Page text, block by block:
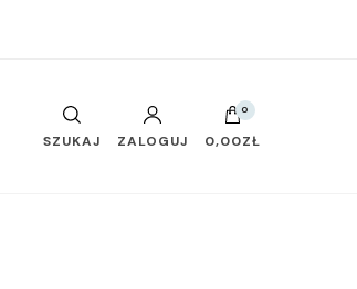
SZUKAJ ZALOGUJ
0
0,00ZŁ